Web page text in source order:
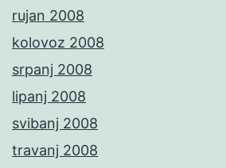
rujan 2008
kolovoz 2008
srpanj 2008
lipanj 2008
svibanj 2008
travanj 2008